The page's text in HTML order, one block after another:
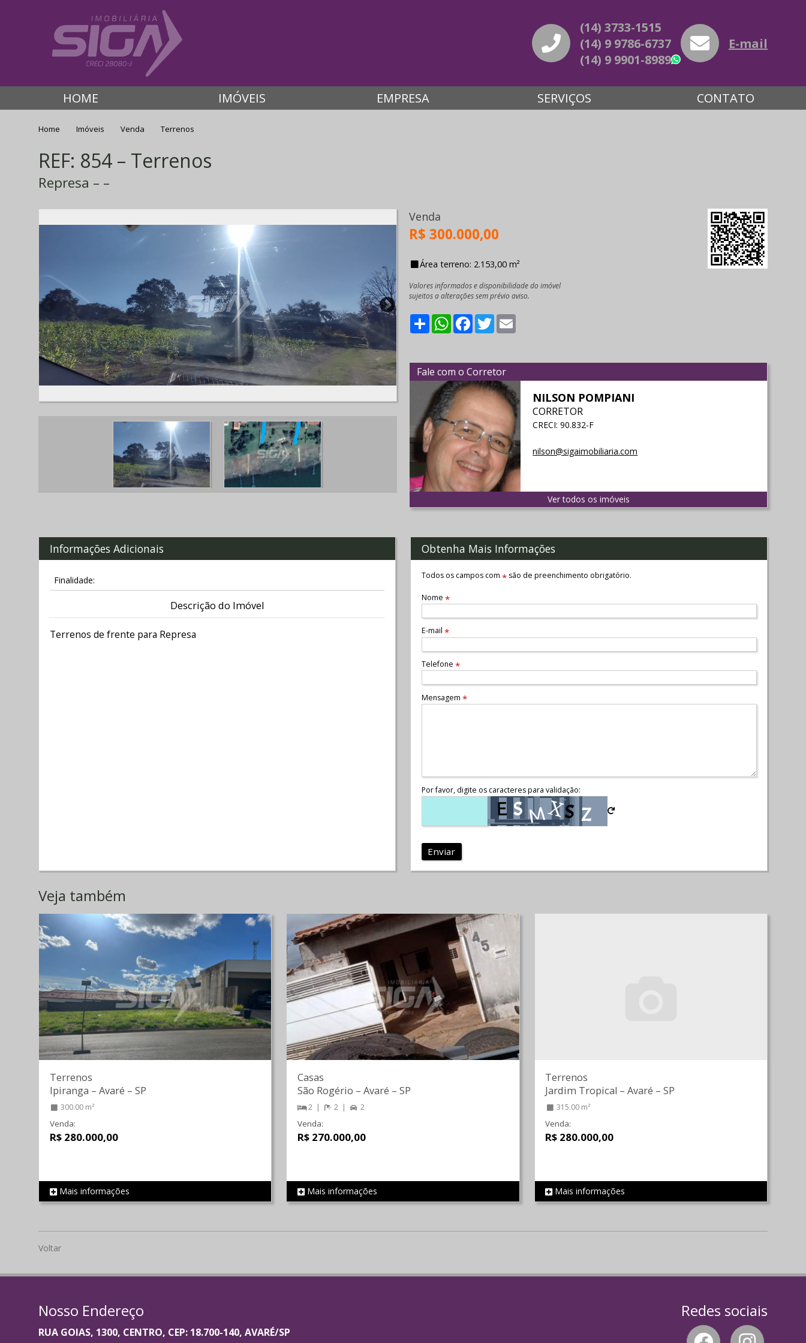
(14) 3733-1515
(14) 9 9786-6737
(14) 9 9901-8989
WhatsApp
E-mail
HOME IMÓVEIS EMPRESA SERVIÇOS CONTATO
Home Imóveis Venda Terrenos
REF: 854 – Terrenos
Represa – –
Venda
R$ 300.000,00
Área terreno: 2.153,00 m²
Valores informados e disponibilidade do imóvel
sujeitos a alterações sem prévio aviso.
ShareWhatsApp
Facebook
Twitter
Fale com o Corretor
NILSON POMPIANI
CORRETOR
CRECI: 90.832-F
nilson@sigaimobiliaria.com
Ver todos os imóveis
Informações Adicionais
Finalidade:
Descrição do Imóvel
Terrenos de frente para Represa
Obtenha Mais Informações
Todos os campos com *são de preenchimento obrigatório.
Nome *
E-mail *
Telefone *
Mensagem *
Por favor, digite os caracteres para validação:
Enviar
Veja também
REF 1950
Terrenos
Ipiranga – Avaré – SP
300.00 m²
Venda:
R$ 280.000,00
Mais informações REF 1322
Casas
São Rogério – Avaré – SP
2 2 2
Venda:
R$ 270.000,00
Mais informações REF 1765
Terrenos
Jardim Tropical –Avaré –SP
315.00 m²
Venda:
R$ 280.000,00
Mais informações
Voltar
Nosso Endereço
RUA GOIAS, 1300, CENTRO, CEP: 18.700-140, AVARÉ/SP
Redes sociais